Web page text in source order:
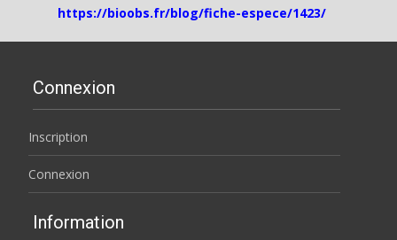
https://bioobs.fr/blog/fiche-espece/1423/
Connexion
Inscription
Connexion
Information